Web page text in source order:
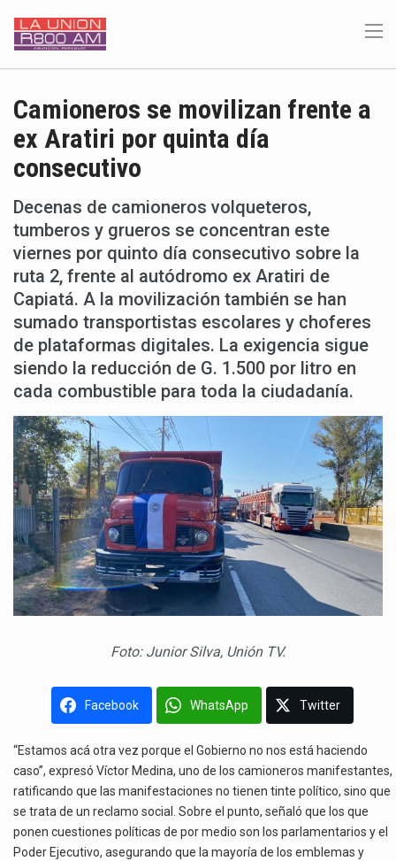
Camioneros se movilizan frente a
ex Aratiri por quinta día
consecutivo
Decenas de camioneros volqueteros,
tumberos y grueros se concentran este
viernes por quinto día consecutivo sobre la
ruta 2, frente al autódromo ex Aratiri de
Capiatá. A la movilización también se han
sumado transportistas escolares y choferes
de plataformas digitales. La exigencia sigue
siendo la reducción de G. 1.500 por litro en
cada combustible para toda la ciudadanía.
Foto: Junior Silva, Unión TV.
Facebook WhatsApp Twitter
“Estamos acá otra vez porque el Gobierno no nos está haciendo
caso”, expresó Víctor Medina, uno de los camioneros manifestantes,
ratificando que las manifestaciones no tienen tinte político, sino que
se trata de un reclamo social. Sobre el punto, señaló que los que
ponen cuestiones políticas de por medio son los parlamentarios y el
Poder Ejecutivo, asegurando que la mayoría de los emblemas y